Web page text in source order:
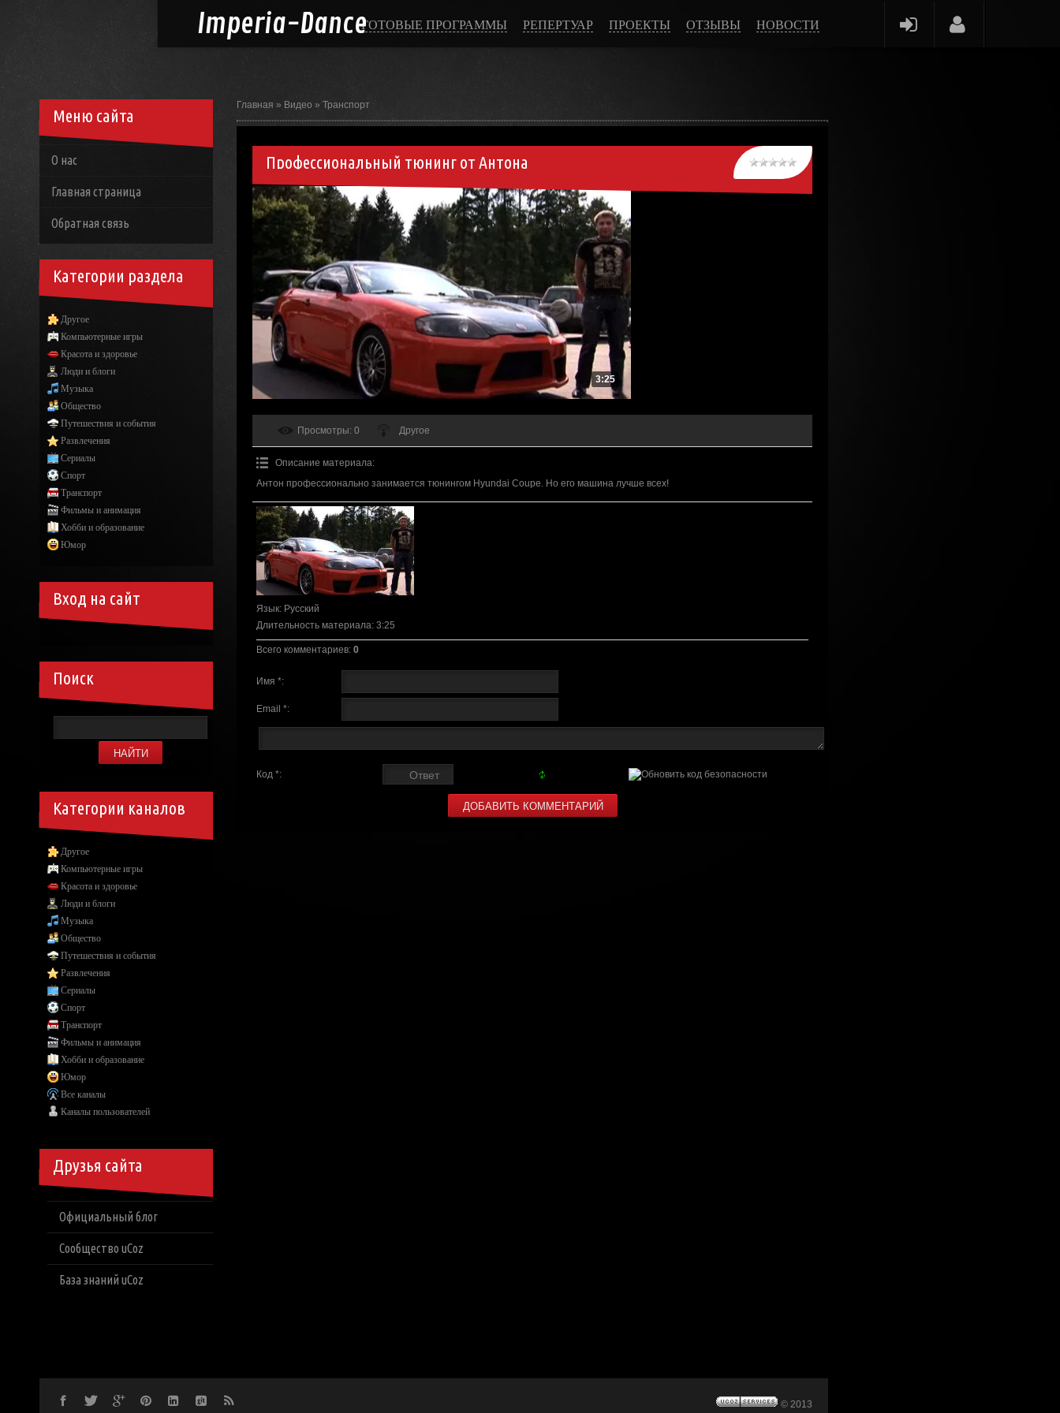
Imperia-DanceГОТОВЫЕ ПРОГРАММЫ РЕПЕРТУАР ПРОЕКТЫ ОТЗЫВЫ НОВОСТИ
Главная » Видео » Транспорт
Профессиональный тюнинг от Антона
3:25
Просмотры: 0 Другое
Описание материала:
Антон профессионально занимается тюнингом Hyundai Coupe. Но его машина лучше всех!
Язык: Русский
Длительность материала: 3:25
Всего комментариев: 0
Имя *:
Email *:
Код *:
Меню сайта
О нас
Главная страница
Обратная связь
Категории раздела
Другое
Компьютерные игры
Красота и здоровье
Люди и блоги
Музыка
Общество
Путешествия и события
Развлечения
Сериалы
Спорт
Транспорт
Фильмы и анимация
Хобби и образование
Юмор
Вход на сайт
Поиск
Категории каналов
Другое
Компьютерные игры
Красота и здоровье
Люди и блоги
Музыка
Общество
Путешествия и события
Развлечения
Сериалы
Спорт
Транспорт
Фильмы и анимация
Хобби и образование
Юмор
Все каналы
Каналы пользователей
Друзья сайта
Официальный блог
Сообщество uCoz
База знаний uCoz
© 2013